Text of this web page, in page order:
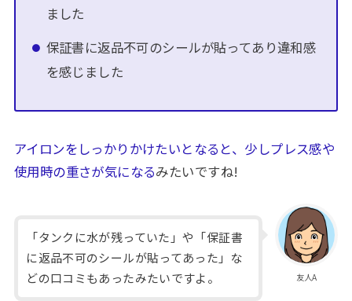
ました
保証書に返品不可のシールが貼ってあり違和感
を感じました
アイロンをしっかりかけたいとなると、少しプレス感や
使用時の重さが気になるみたいですね!
友人A
「タンクに水が残っていた」や「保証書
に返品不可のシールが貼ってあった」な
どの口コミもあったみたいですよ。